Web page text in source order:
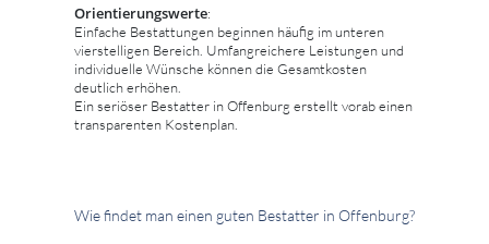
Orientierungswerte:
Einfache Bestattungen beginnen häufig im unteren
vierstelligen Bereich. Umfangreichere Leistungen und
individuelle Wünsche können die Gesamtkosten
deutlich erhöhen.
Ein seriöser Bestatter in Offenburg erstellt vorab einen
transparenten Kostenplan.
Wie findet man einen guten Bestatter in Offenburg?